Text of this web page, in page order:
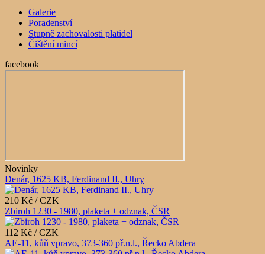
Galerie
Poradenství
Stupně zachovalosti platidel
Čištění mincí
facebook
Novinky
Denár, 1625 KB, Ferdinand II., Uhry
210 Kč / CZK
Zbiroh 1230 - 1980, plaketa + odznak, ČSR
112 Kč / CZK
AE-11, kůň vpravo, 373-360 př.n.l., Řecko Abdera